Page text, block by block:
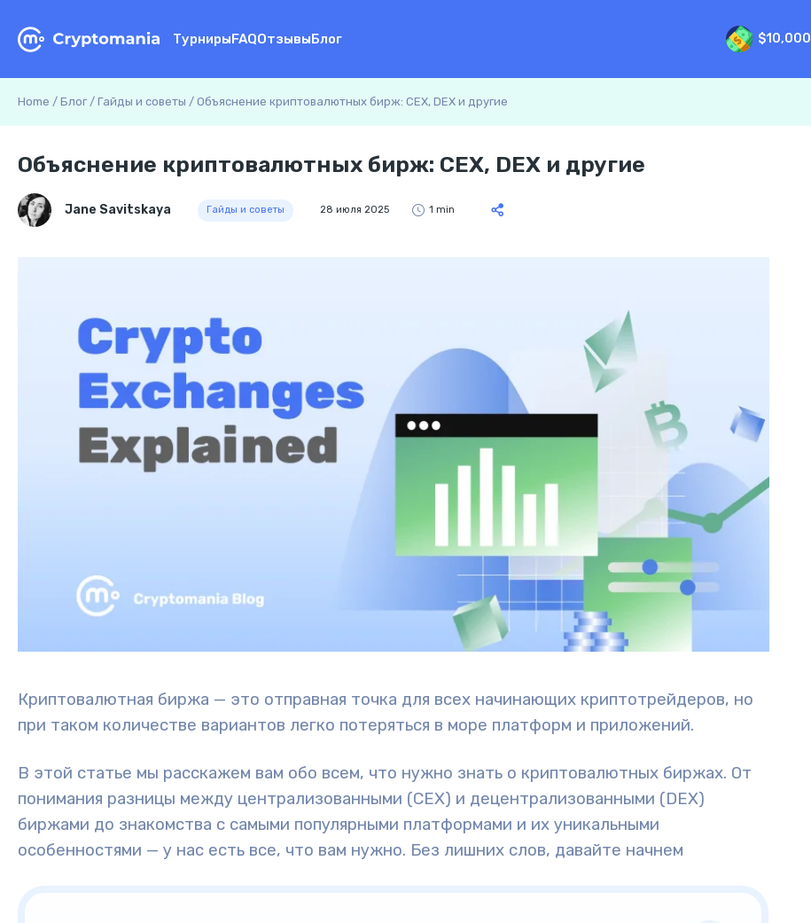
ТурнирыFAQОтзывыБлог $10,000
Home / Блог/ Гайды и советы / Объяснение криптовалютных бирж: CEX, DEX и другие
Объяснение криптовалютных бирж: CEX, DEX и другие
Jane Savitskaya Гайды и советы 28 июля 2025 1 min
Криптовалютная биржа — это отправная точка для всех начинающих криптотрейдеров, но
при таком количестве вариантов легко потеряться в море платформ и приложений.
В этой статье мы расскажем вам обо всем, что нужно знать о криптовалютных биржах. От
понимания разницы между централизованными (CEX) и децентрализованными (DEX)
биржами до знакомства с самыми популярными платформами и их уникальными
особенностями — у нас есть все, что вам нужно. Без лишних слов, давайте начнем